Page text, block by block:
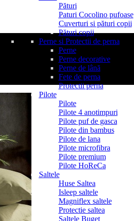
Pături
Paturi Cocolino pufoase
Cuverturi si pături copii
Pături copii
Perne si Protectii de perna
Perne
Perne decorative
Perne de lână
Fete de perna
Protectii perna
Pilote
Pilote
Pilote 4 anotimpuri
Pilote puf de gasca
Pilote din bambus
Pilote de lana
Pilote microfibra
Pilote premium
Pilote HoReCa
Saltele
Huse Saltea
Isleep saltele
Magniflex saltele
Protectie saltea
Saltele Buget